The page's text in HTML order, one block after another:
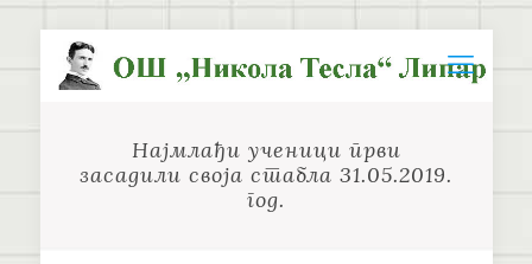
Најмлађи ученици први
засадили своја стабла 31.05.2019.
год.